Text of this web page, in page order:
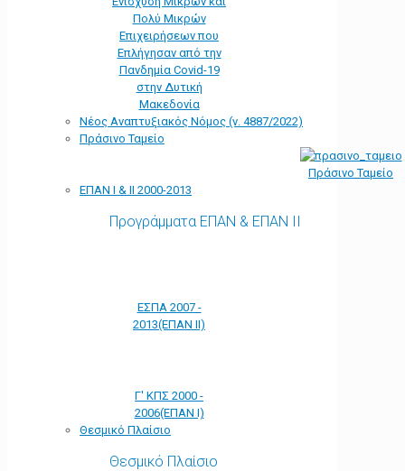
Πολύ Μικρών
Επιχειρήσεων που
Επλήγησαν από την
Πανδημία Covid-19
στην Δυτική
Μακεδονία
Νέος Αναπτυξιακός Νόμος (ν. 4887/2022)
Πράσινο Ταμείο
Πράσινο Ταμείο
ΕΠΑΝ Ι & ΙΙ 2000-2013
Προγράμματα ΕΠΑΝ & ΕΠΑΝ ΙΙ
ΕΣΠΑ 2007 -
2013(ΕΠΑΝ ΙΙ)
Γ' ΚΠΣ 2000 -
2006(ΕΠΑΝ Ι)
Θεσμικό Πλαίσιο
Θεσμικό Πλαίσιο